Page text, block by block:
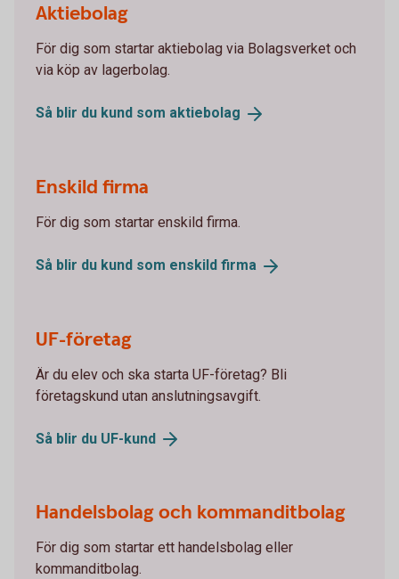
Aktiebolag
För dig som startar aktiebolag via Bolagsverket och
via köp av lagerbolag.
Så blir du kund som aktiebolag
Enskild firma
För dig som startar enskild firma.
Så blir du kund som enskild firma
UF-företag
Är du elev och ska starta UF-företag? Bli
företagskund utan anslutningsavgift.
Så blir du UF-kund
Handelsbolag och kommanditbolag
För dig som startar ett handelsbolag eller
kommanditbolag.